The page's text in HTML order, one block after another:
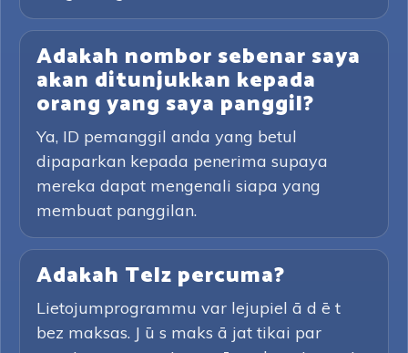
Adakah nombor sebenar saya
akan ditunjukkan kepada
orang yang saya panggil?
Ya, ID pemanggil anda yang betul
dipaparkan kepada penerima supaya
mereka dapat mengenali siapa yang
membuat panggilan.
Adakah Telz percuma?
Lietojumprogrammu var lejupiel ā d ē t
bez maksas. J ū s maks ā jat tikai par